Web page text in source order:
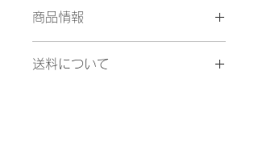
商品情報
・『スムース』 1mm/約15㎡
送料について